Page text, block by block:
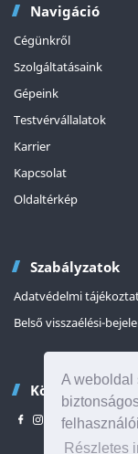
A weboldal
Részletes
Navigáció
Cégünkről
Szolgáltatásaink
Gépeink
Testvérvállalatok
Karrier
Kapcsolat
Oldaltérkép
Szabályzatok
Adatvédelmi
Belső visszaélési-
Kövessen